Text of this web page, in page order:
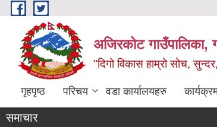
Skip to main content
अजिरकोट गाउँपालिका,
"दिगो विकास हाम्रो सोच,
गृहपृष्ठ परिचय वडा कार्यालयहरु
समाचार